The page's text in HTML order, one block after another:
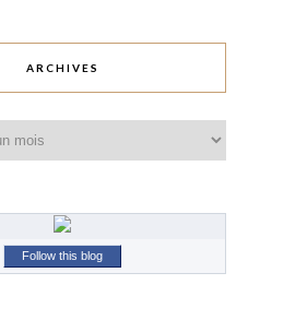
ARCHIVES
Follow this blog